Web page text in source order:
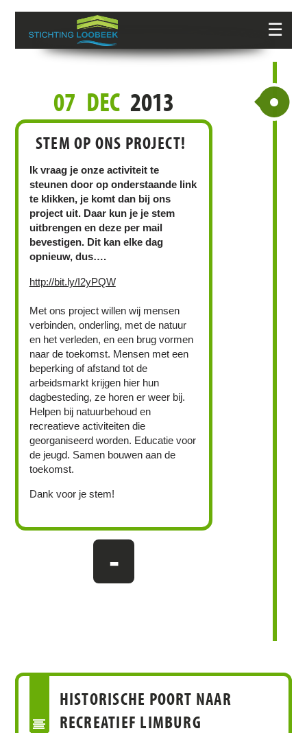
☰
07 DEC 2013
STEM OP ONS PROJECT!
Ik vraag je onze activiteit te
steunen door op onderstaande link
te klikken, je komt dan bij ons
project uit. Daar kun je je stem
uitbrengen en deze per mail
bevestigen. Dit kan elke dag
opnieuw, dus….
http://bit.ly/I2yPQW
Met ons project willen wij mensen
verbinden, onderling, met de natuur
en het verleden, en een brug vormen
naar de toekomst. Mensen met een
beperking of afstand tot de
arbeidsmarkt krijgen hier hun
dagbesteding, ze horen er weer bij.
Helpen bij natuurbehoud en
recreatieve activiteiten die
georganiseerd worden. Educatie voor
de jeugd. Samen bouwen aan de
toekomst.
Dank voor je stem!
-
HISTORISCHE POORT NAAR
RECREATIEF LIMBURG